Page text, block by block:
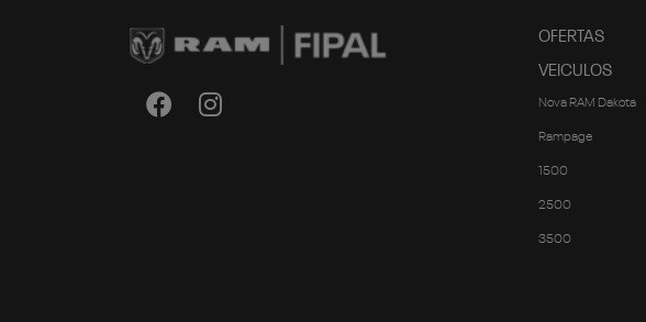
OFERTAS
VEICULOS
Nova RAM Dakota
Rampage
1500
2500
3500